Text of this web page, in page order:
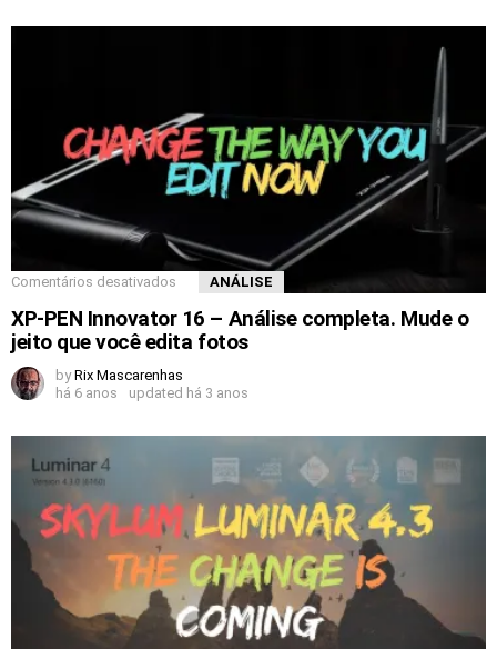
Comentários desativados ANÁLISE
XP-PEN Innovator 16 – Análise completa. Mude o
jeito que você edita fotos
by Rix Mascarenhas
há 6 anos
updated há 3 anos